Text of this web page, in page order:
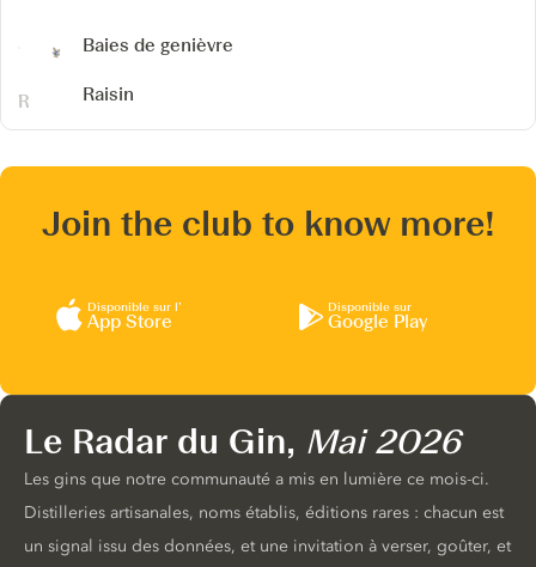
Baies de genièvre
Raisin
Join the club to know more!
Disponible sur l’
App Store
Disponible sur
Google Play
Le Radar du Gin, Mai 2026
Les gins que notre communauté a mis en lumière ce mois-ci.
Distilleries artisanales, noms établis, éditions rares : chacun est
un signal issu des données, et une invitation à verser, goûter, et